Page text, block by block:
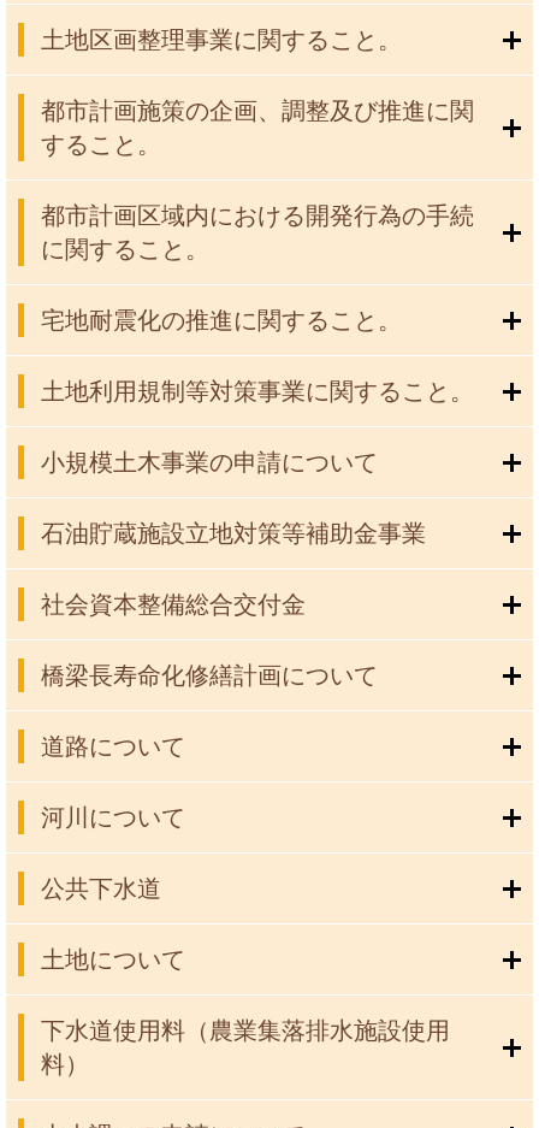
土地区画整理事業に関すること。
都市計画施策の企画、調整及び推進に関
すること。
都市計画区域内における開発行為の手続
に関すること。
宅地耐震化の推進に関すること。
土地利用規制等対策事業に関すること。
小規模土木事業の申請について
石油貯蔵施設立地対策等補助金事業
社会資本整備総合交付金
橋梁長寿命化修繕計画について
道路について
河川について
公共下水道
土地について
下水道使用料（農業集落排水施設使用
料）